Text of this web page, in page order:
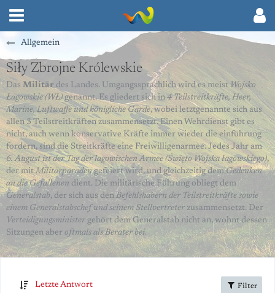
Allgemein
Siły Zbrojne Królewskie
Das Militär des Landes. Umgangssprachlich wird es meistWojsko
Łagowskie (WŁ)genannt. Es gliedert sich in 4 Teilstreitkräfte, Heer,
Marine, Luftwaffe und königliche Garde, wobei letztgenannte sich aus
allen 3 Teilstreitkräften zusammensetzt. Einen Wehrdienst gibt es
nicht, auch wenn konservative Kräfte immer wieder die einführung
fordern, sind die Streitkräfte eine Freiwilligenarmee. Jedes Jahr am
6. August ist der Tag der lagowischen Armee (Święto Wojska łagowskiego),
der mitMilitärparadengefeiert wird, und gleichzeitig demGedenken
an die Gefallenen dient. Die militärische Führung obliegt dem
Generalstab, der sich aus den Befehlshabern der Teilstreitkräfte sowie
einem Generalstabschef und seinem Stellvertreter zusammensetzt. Der
Verteidigungsminister gehört dem Generalstab nicht an, wohnt dessen
Sitzungen aber oftmals als Berater bei.
Letzte Antwort Filter